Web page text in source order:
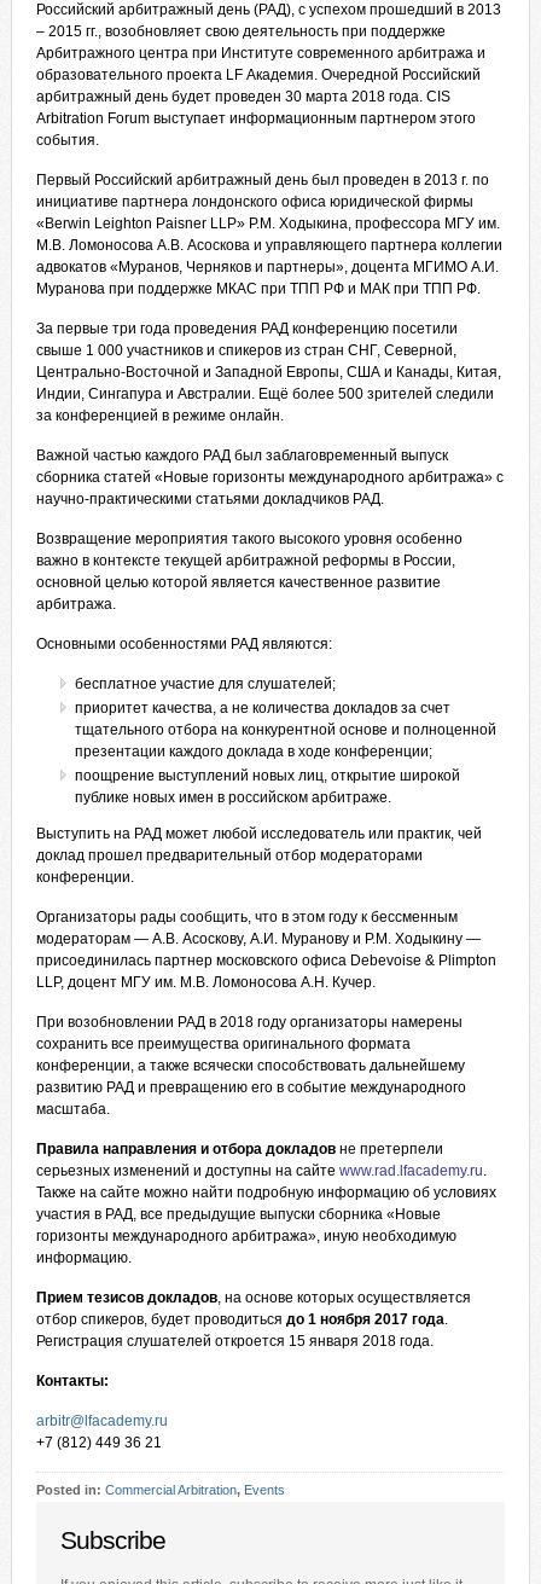
Российский арбитражный день (РАД), с успехом прошедший в 2013
– 2015 гг., возобновляет свою деятельность при поддержке
Арбитражного центра при Институте современного арбитража и
образовательного проекта LF Академия. Очередной Российский
арбитражный день будет проведен 30 марта 2018 года. CIS
Arbitration Forum выступает информационным партнером этого
события.
Первый Российский арбитражный день был проведен в 2013 г. по
инициативе партнера лондонского офиса юридической фирмы
«Berwin Leighton Paisner LLP» Р.М. Ходыкина, профессора МГУ им.
М.В. Ломоносова А.В. Асоскова и управляющего партнера коллегии
адвокатов «Муранов, Черняков и партнеры», доцента МГИМО А.И.
Муранова при поддержке МКАС при ТПП РФ и МАК при ТПП РФ.
За первые три года проведения РАДконференцию посетили
свыше 1 000 участников и спикеров из стран СНГ, Северной,
Центрально-Восточной и Западной Европы, США и Канады, Китая,
Индии, Сингапура и Австралии. Ещё более 500 зрителей следили
за конференцией в режиме онлайн.
Важной частью каждого РАД был заблаговременный выпуск
сборника статей «Новые горизонты международного арбитража» с
научно-практическими статьями докладчиков РАД.
Возвращение мероприятия такого высокого уровня особенно
важно в контексте текущей арбитражной реформы в России,
основной целью которой является качественное развитие
арбитража.
Основными особенностями РАД являются:
бесплатное участие для слушателей;
приоритет качества, а не количества докладов за счет
тщательного отбора на конкурентной основе и полноценной
презентации каждого доклада в ходе конференции;
поощрение выступлений новых лиц, открытие широкой
публике новых имен в российском арбитраже.
Выступить на РАД может любой исследователь или практик, чей
доклад прошел предварительный отбор модераторами
конференции.
Организаторы рады сообщить, что в этом году к бессменным
модераторам — А.В. Асоскову, А.И. Муранову и Р.М. Ходыкину —
присоединилась партнер московского офиса Debevoise & Plimpton
LLP, доцент МГУ им. М.В. Ломоносова А.Н. Кучер.
При возобновлении РАД в 2018 году организаторы намерены
сохранить все преимущества оригинального формата
конференции, а также всячески способствовать дальнейшему
развитию РАД и превращению его в событие международного
масштаба.
Правила направления и отбора докладовне претерпели
серьезных изменений и доступны на сайте www.rad.lfacademy.ru.
Также на сайте можно найти подробную информацию об условиях
участия в РАД, все предыдущие выпуски сборника «Новые
горизонты международного арбитража», иную необходимую
информацию.
Прием тезисов докладов, на основе которых осуществляется
отбор спикеров, будет проводиться до 1 ноября 2017 года.
Регистрация слушателей откроется 15 января 2018 года.
Контакты:
arbitr@lfacademy.ru
+7 (812) 449 36 21
Posted in: Commercial Arbitration, Events
Subscribe